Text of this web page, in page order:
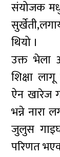
संयोजक
थियो ।
उक्त भेला
शिक्षा
ऐन खारेज
भन्ने नारा
जुलुस
परिणत